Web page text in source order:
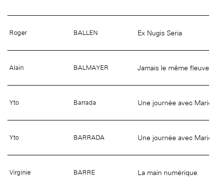
Roger BALLEN Ex Nugis Seria
Alain BALMAYER Jamais le même fleuve
Yto Barrada Une journée avec Marie
Yto BARRADA Une journée avec Marie
Virginie BARRE La main numérique